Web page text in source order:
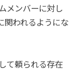
メンバーに対し
関われるようにな
て頼られる存在